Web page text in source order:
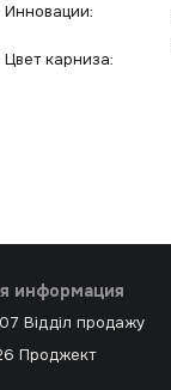
карниза:
информация
Відділ продажу
Проджект